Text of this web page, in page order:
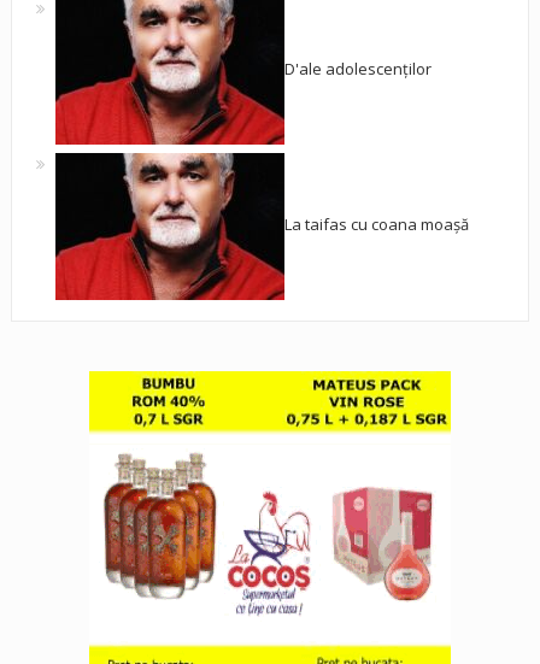
D'ale adolescenților
La taifas cu coana moașă